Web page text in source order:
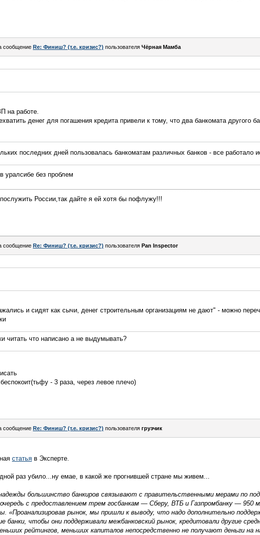
сообщение Re: Финиш? (т.е. кризис?) пользователя Чёрная Мамба
на работе.
денег для погашения кредита привели к тому, что два банкомата другого
последних дней пользовалась банкоматам различных банков - все работало
уралсибе без проблем
России,так дайте я ей хотя бы пофлужу!!!
сообщение Re: Финиш? (т.е. кризис?) пользователя Pan Inspector
и сидят как сычи, денег строительным организациям не дают" - можно
читать что написано а не выдумывать?
- 3 раза, через левое плечо)
сообщение Re: Финиш? (т.е. кризис?) пользователя грузчик
статья в Эксперте.
раз убило...ну емае, в какой же прогнившей стране мы живем...
большинство банкиров связывают с правительственными мерами по
с предоставлением трем госбанкам — Сберу, ВТБ и Газпромбанку — 950
«Проанализировав рынок, мы пришли к выводу, что надо дополнительно
банки, чтобы они поддерживали межбанковский рынок, кредитовали другие
рейтингов, меньших капиталов непосредственно не получают деньги на